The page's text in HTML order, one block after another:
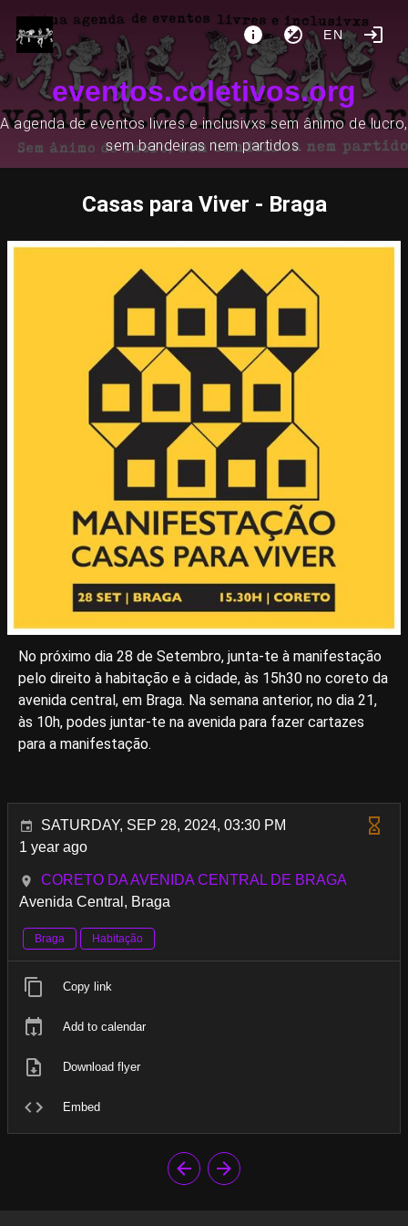
EN
eventos.coletivos.org
A agenda de eventos livres e inclusivxs sem ânimo de lucro,
sem bandeiras nem partidos.
Casas para Viver - Braga
No próximo dia 28 de Setembro, junta-te à manifestação
pelo direito à habitação e à cidade, às 15h30 no coreto da
avenida central, em Braga. Na semana anterior, no dia 21,
às 10h, podes juntar-te na avenida para fazer cartazes
para a manifestação.
SATURDAY, SEP 28, 2024, 03:30 PM
1 year ago
CORETO DA AVENIDA CENTRAL DE BRAGA
Avenida Central, Braga
Braga Habitação
Copy link
Add to calendar
Download flyer
Embed